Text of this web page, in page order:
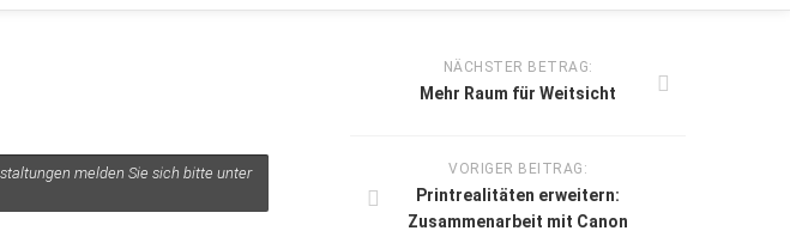
melden Sie sich bitte unter
NÄCHSTER BETRAG:
Mehr Raum für Weitsicht
VORIGER BEITRAG:
Printrealitäten erweitern:
Zusammenarbeit mit Canon